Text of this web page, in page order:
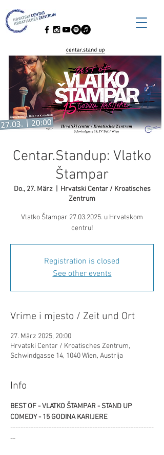
Centar.Standup: Vlatko
Štampar
Do., 27. März
  |
Hrvatski Centar / Kroatisches
Zentrum
Vlatko Štampar 27.03.2025. u Hrvatskom
centru!
Registration is closed
See other events
Vrime i mjesto / Zeit und Ort
27. März 2025, 20:00
Hrvatski Centar / Kroatisches Zentrum,
Schwindgasse 14, 1040 Wien, Austrija
Info
BEST OF - VLATKO ŠTAMPAR - STAND UP
COMEDY - 15 GODINA KARIJERE
--------------------------------------------------------
--